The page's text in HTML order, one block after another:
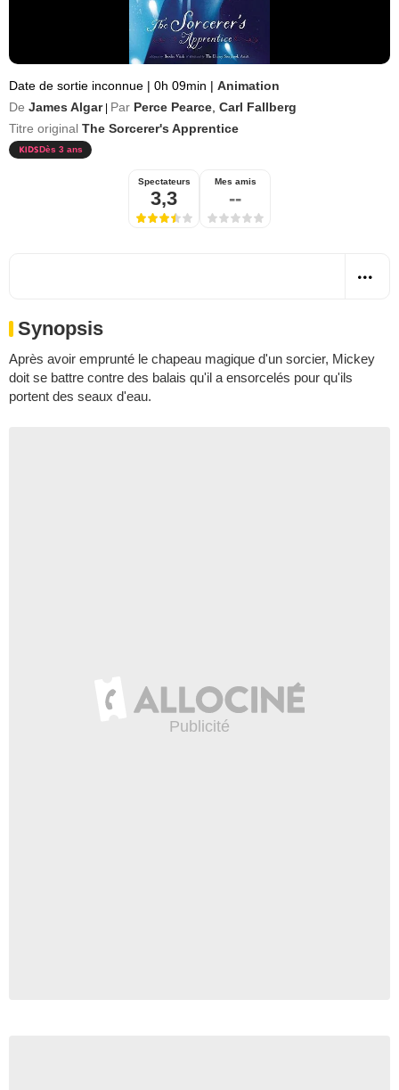
Date de sortie inconnue | 0h 09min | Animation
De James Algar Par Perce Pearce Carl Fallberg
Titre original The Sorcerer's Apprentice
Dès 3 ans
Spectateurs
3,3
Mes amis
--
Synopsis
Après avoir emprunté le chapeau magique d'un sorcier, Mickey
doit se battre contre des balais qu'il a ensorcelés pour qu'ils
portent des seaux d'eau.